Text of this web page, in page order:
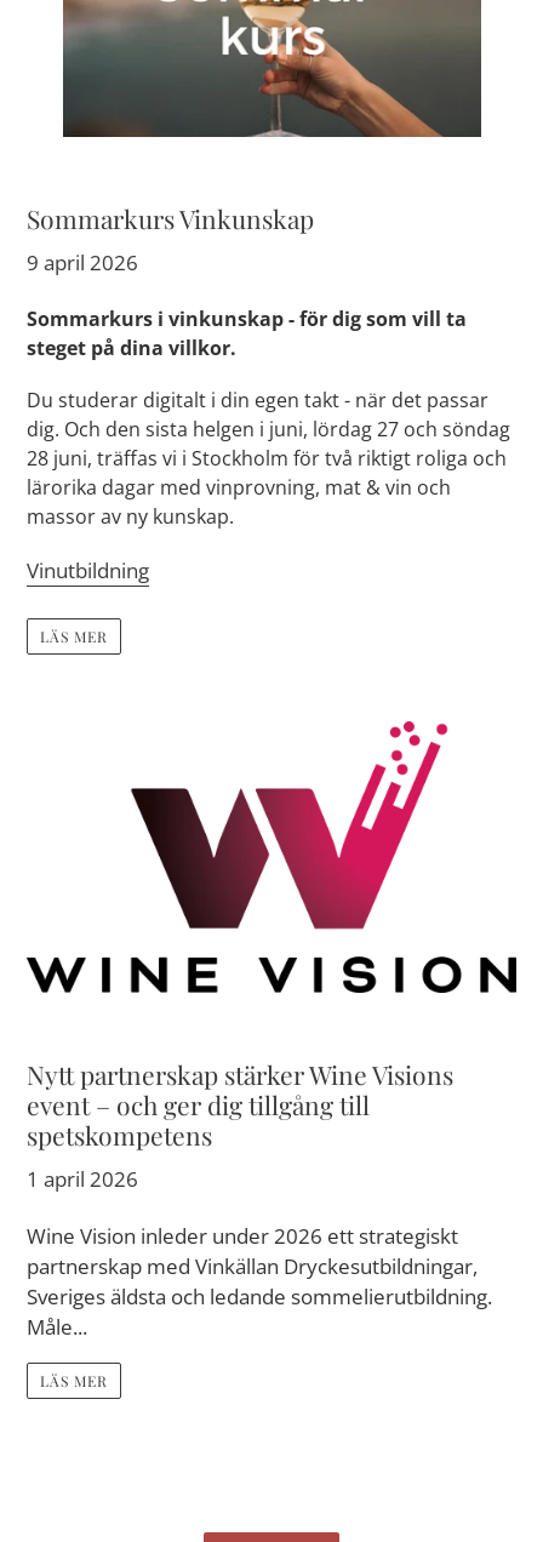
Sommarkurs Vinkunskap
9 april 2026
Sommarkurs i vinkunskap - för dig som vill ta
steget på dina villkor.
Du studerar digitalt i din egen takt - när det passar
dig. Och den sista helgen i juni, lördag 27 och söndag
28 juni, träffas vi i Stockholm för två riktigt roliga och
lärorika dagar med vinprovning, mat & vin och
massor av ny kunskap.
Vinutbildning
LÄS MER
Nytt partnerskap stärker Wine Visions
event – och ger dig tillgång till
spetskompetens
1 april 2026
Wine Vision inleder under 2026 ett strategiskt
partnerskap med Vinkällan Dryckesutbildningar,
Sveriges äldsta och ledande sommelierutbildning.
Måle...
LÄS MER